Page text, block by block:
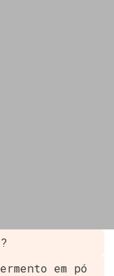
em pó